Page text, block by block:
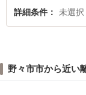
詳細条件 未選択
野々市市から近い